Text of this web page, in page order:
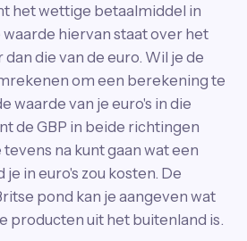
het wettige betaalmiddel in
hiervan staat over het
die van de euro. Wil je de
om een berekening te
waarde van je euro's in die
de GBP in beide richtingen
na kunt gaan wat een
in euro's zou kosten. De
pond kan je aangeven wat
producten uit het buitenland is.